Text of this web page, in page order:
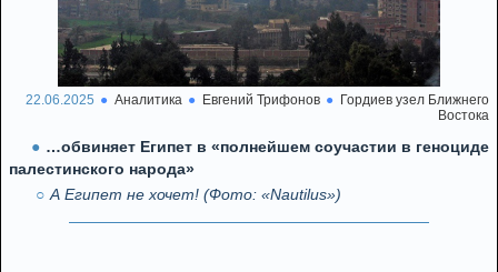
22.06.2025 Аналитика Евгений Трифонов
Гордиев узел Ближнего
Востока
…обвиняет Египет в «полнейшем соучастии в геноциде
палестинского народа»
А Египет не хочет! (Фото: «Nautilus»)